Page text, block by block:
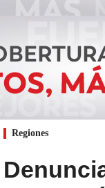
Regiones